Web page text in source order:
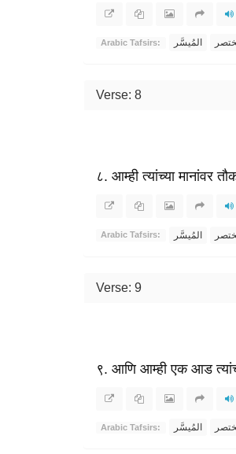
Arabic Tafsirs: المُيسَّر
Verse: 8
८. आम्ही त्यांच्या मानांवर
Arabic Tafsirs: المُيسَّر
Verse: 9
९. आणि आम्ही एक आड
Arabic Tafsirs: المُيسَّر